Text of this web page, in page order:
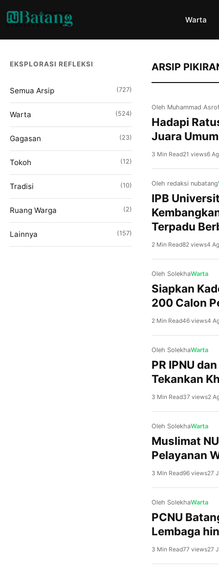
Warta
EKSPLORASI REFLEKSI
Semua Arsip (727)
Warta (524)
Gagasan (23)
Tokoh (12)
Tradisi (10)
Ruang Warga (2)
Lainnya (157)
ARSIP
Oleh Muhammad
Hadapi
Juara
3 Min Read21 views6
Oleh redaksi nubatang
IPB
Terpadu
2 Min Read82 views4
Oleh SolekhaWarta
Siapkan
200 Calon
2 Min Read46 views4
Oleh SolekhaWarta
PR IPNU
Tekankan
3 Min Read37 views2
Oleh SolekhaWarta
Muslimat
Pelayanan
3 Min Read96 views27
Oleh SolekhaWarta
PCNU
Lembaga
3 Min Read77 views27